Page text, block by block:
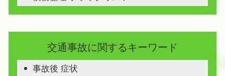
交通事故に関するキーワード
事故後 症状